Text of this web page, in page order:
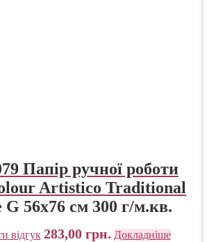
Папір ручної роботи
Artistico Traditional
56х76 см 300 г/м.кв.
Fabriano Італія
відгук 283,00 грн. Докладніше